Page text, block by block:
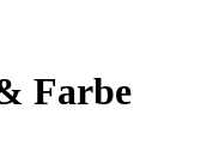
Farbe